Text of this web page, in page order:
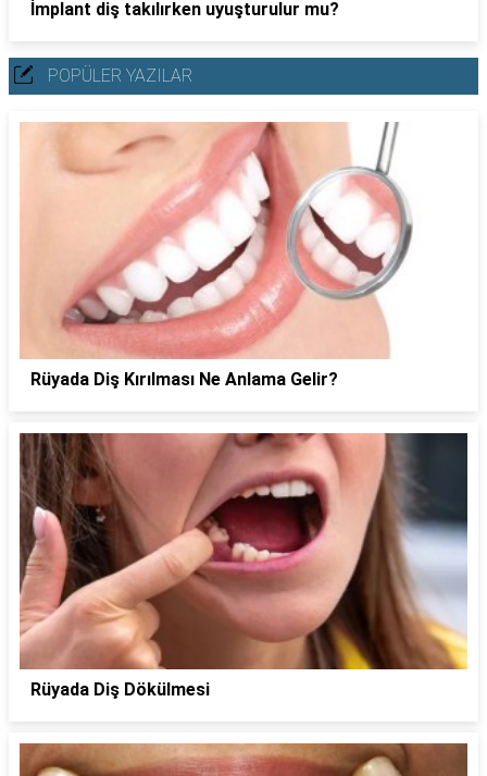
İmplant diş takılırken uyuşturulur mu?
POPÜLER YAZILAR
Rüyada Diş Kırılması Ne Anlama Gelir?
Rüyada Diş Dökülmesi